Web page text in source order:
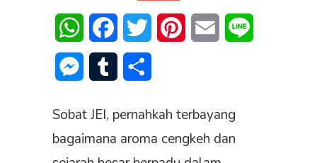
WhatsAppFacebookTwitter PinterestEmail
Messenger
Tumblr
Sobat JEI, pernahkah terbayang
bagaimana aroma cengkeh dan